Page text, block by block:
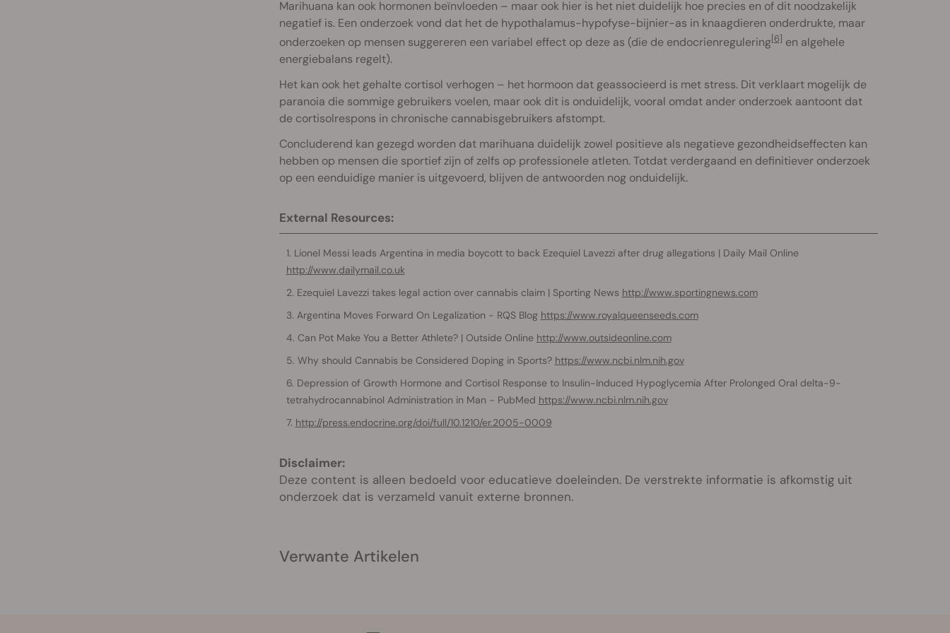
Marihuana kan ook hormonen beïnvloeden – maar ook hier is het niet duidelijk hoe precies en of dit noodzakelijk
negatief is. Een onderzoek vond dat het de hypothalamus-hypofyse-bijnier-as in knaagdieren onderdrukte, maar
onderzoeken op mensen suggereren een variabel effect op deze as (die de endocrienregulering[6] en algehele
energiebalans regelt).
Het kan ook het gehalte cortisol verhogen – het hormoon dat geassocieerd is met stress. Dit verklaart mogelijk de
paranoia die sommige gebruikers voelen, maar ook dit is onduidelijk, vooral omdat ander onderzoek aantoont dat
de cortisolrespons in chronische cannabisgebruikers afstompt.
Concluderend kan gezegd worden dat marihuana duidelijk zowel positieve als negatieve gezondheidseffecten kan
hebben op mensen die sportief zijn of zelfs op professionele atleten. Totdat verdergaand en definitiever onderzoek
op een eenduidige manier is uitgevoerd, blijven de antwoorden nog onduidelijk.
External Resources:
Lionel Messi leads Argentina in media boycott to back Ezequiel Lavezzi after drug allegations | Daily Mail Online
http://www.dailymail.co.uk
Ezequiel Lavezzi takes legal action over cannabis claim | Sporting News http://www.sportingnews.com
Argentina Moves Forward On Legalization - RQS Blog https://www.royalqueenseeds.com
Can Pot Make You a Better Athlete? | Outside Online http://www.outsideonline.com
Why should Cannabis be Considered Doping in Sports? https://www.ncbi.nlm.nih.gov
Depression of Growth Hormone and Cortisol Response to Insulin-Induced Hypoglycemia After Prolonged Oral delta-9-
tetrahydrocannabinol Administration in Man - PubMed https://www.ncbi.nlm.nih.gov
http://press.endocrine.org/doi/full/10.1210/er.2005-0009
Disclaimer:
Deze content is alleen bedoeld voor educatieve doeleinden. De verstrekte informatie is afkomstig uit
onderzoek dat is verzameld vanuit externe bronnen.
Verwante Artikelen